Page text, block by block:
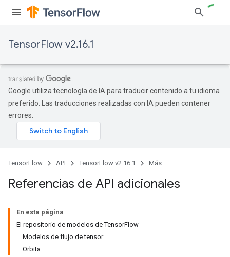
TensorFlow v2.16.1
Google utiliza tecnología de IA para traducir contenido a tu idioma
preferido. Las traducciones realizadas con IA pueden contener
errores.
TensorFlow API TensorFlow v2.16.1 Más
Referencias de API adicionales
En esta página
El repositorio de modelos de TensorFlow
Modelos de flujo de tensor
Orbita